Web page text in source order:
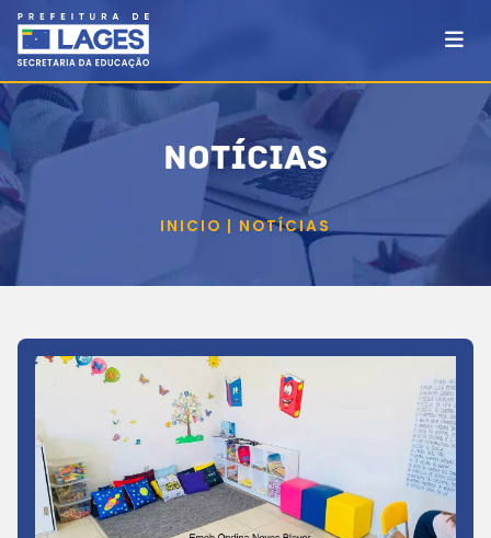
INICIO | NOTÍCIAS
NOTÍCIAS